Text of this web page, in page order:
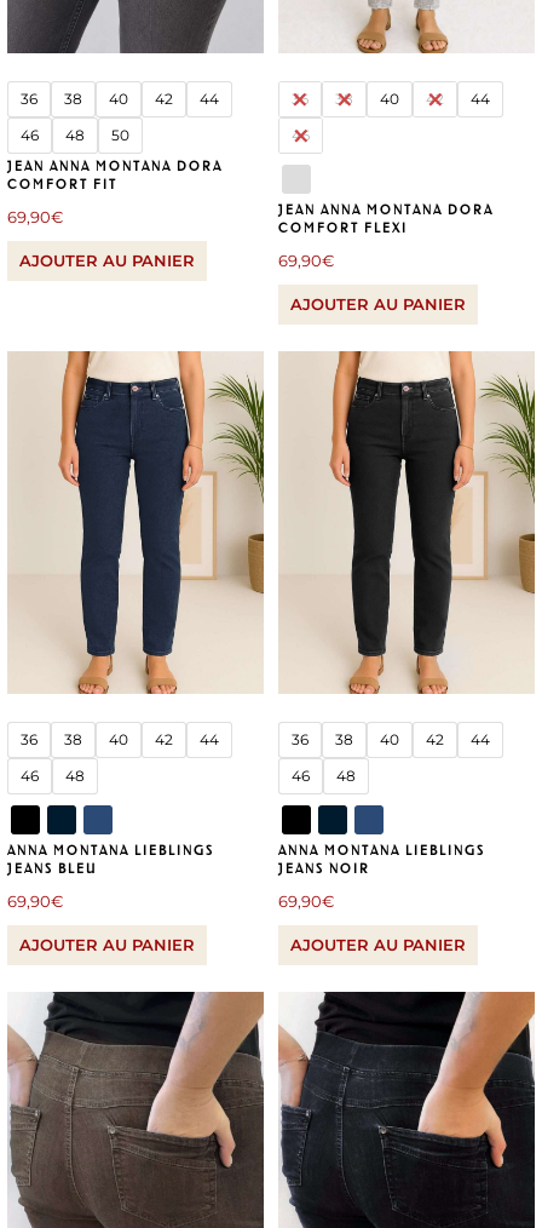
36 38 40 42
44
46
48 50
JEAN ANNA MONTANA DORA
COMFORT FIT
69,90€
AJOUTER AU PANIER
36 38 40 42
44
46
JEAN ANNA MONTANA DORA
COMFORT FLEXI
69,90€
AJOUTER AU PANIER
36 38 40 42
44
46
48
ANNA MONTANA LIEBLINGS
JEANS BLEU
69,90€
AJOUTER AU PANIER
36 38 40 42
44
46
48
ANNA MONTANA LIEBLINGS
JEANS NOIR
69,90€
AJOUTER AU PANIER